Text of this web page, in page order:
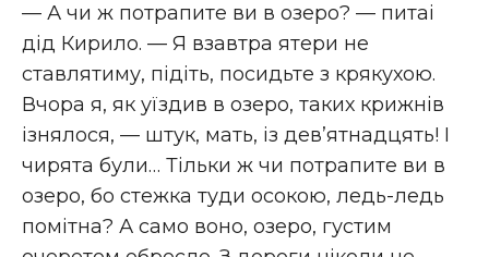
— А чи ж потрапите ви в озеро? — питаі
дiд Кирило. — Я взавтра ятери не
ставлятиму, пiдiть, посидьте з крякухою.
Вчора я, як уїздив в озеро, таких крижнiв
iзнялося, — штук, мать, iз дев’ятнадцять! I
чирята були… Тiльки ж чи потрапите ви в
озеро, бо стежка туди осокою, ледь-ледь
помiтна? А само воно, озеро, густим